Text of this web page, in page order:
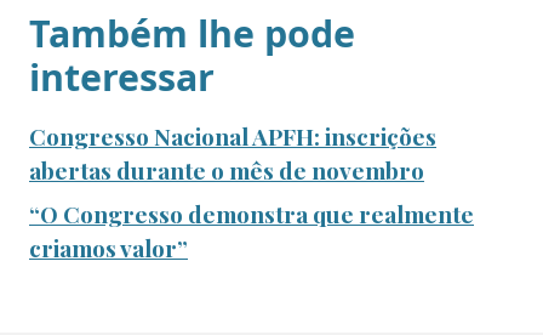
Também lhe pode
interessar
Congresso Nacional APFH: inscrições
abertas durante o mês de novembro
“O Congresso demonstra que realmente
criamos valor”